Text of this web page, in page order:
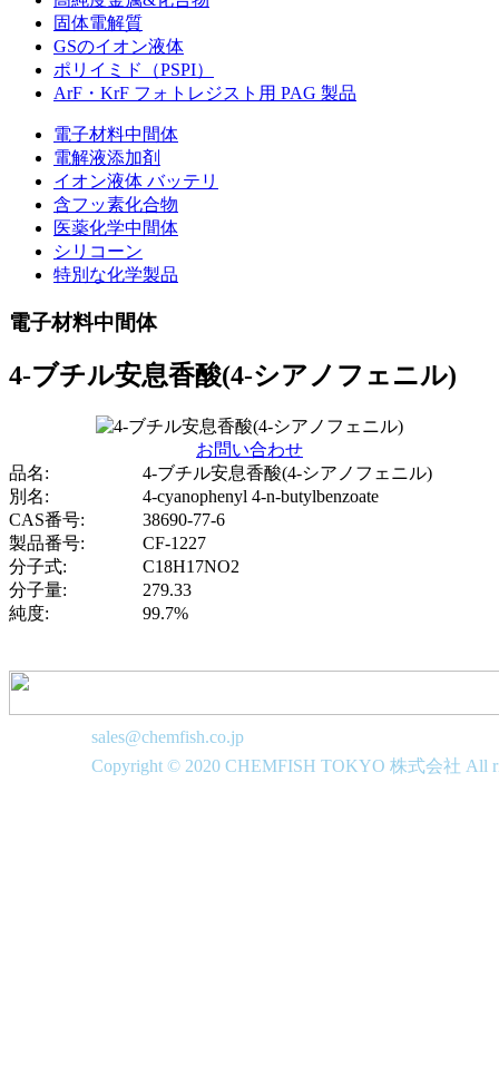
固体電解質
GSのイオン液体
ポリイミド（PSPI）
ArF・KrF フォトレジスト用 PAG 製品
電子材料中間体
電解液添加剤
イオン液体 バッテリ
含フッ素化合物
医薬化学中間体
シリコーン
特別な化学製品
電子材料中間体
4-ブチル安息香酸(4-シアノフェニル)
お問い合わせ
品名:
4-ブチル安息香酸(4-シアノフェニル)
別名:
4-cyanophenyl 4-n-butylbenzoate
CAS番号:
38690-77-6
製品番号:
CF-1227
分子式:
C18H17NO2
分子量:
279.33
純度:
99.7%
sales@chemfish.co.jp
Copyright © 2020 CHEMFISH TOKYO 株式会社 All